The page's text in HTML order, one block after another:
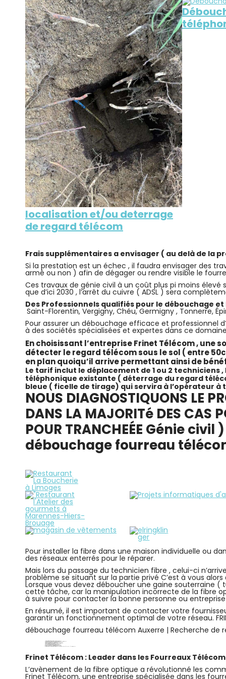
localisation et/ou deterrage
de regard télécom
Frais supplémentaires a envisager ( au delà de la
Si la prestation est un échec , il faudra envisager des
armé ou non ) afin de dégager ou rendre visible le
Ces travaux de génie civil à un coût plus pi moins
que d’ici 2030 , l’arrêt du cuivre ( ADSL ) sera
Des Professionnels qualifiés pour le débouchage
Saint-Florentin, Vergigny, Chéu, Germigny , Tonnerre,
Pour assurer un débouchage efficace et professionnel
à des sociétés spécialisées et expertes dans ce domaine
En choisissant l’entreprise Frinet Télécom , une
détecter le regard télécom sous le sol ( entre
en plan quoiqu’il arrive permettant ainsi de
Le tarif inclut le déplacement de 1 ou 2
téléphonique existante ( déterrage du regard
bleue ( ficelle de tirage) qui servira à l’opérateur
NOUS DIAGNOSTIQUONS LE
DANS LA MAJORITé DES
POUR TRANCHEÉE Génie
débouchage fourreau
Pour installer la fibre dans une maison individuelle ou
des réseaux enterrés pour le réparer.
Mais lors du passage du technicien fibre , celui-ci
problème se situant sur la partie privé C’est à vous
Lorsque vous devez déboucher une gaine souterraine
cette tâche, car la manipulation incorrecte de la fibre
à suivre pour contacter la bonne personne ou entreprise
En résumé, il est important de contacter votre
garantir un fonctionnement optimal de votre réseau.
débouchage fourreau télécom Auxerre | Recherche de
Frinet Télécom : Leader dans les Fourreaux
L’avènement de la fibre optique a révolutionné les
Frinet Télécom, une entreprise spécialisée dans les